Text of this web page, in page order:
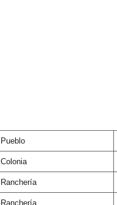
Pueblo
Colonia
Ranchería
Ranchería